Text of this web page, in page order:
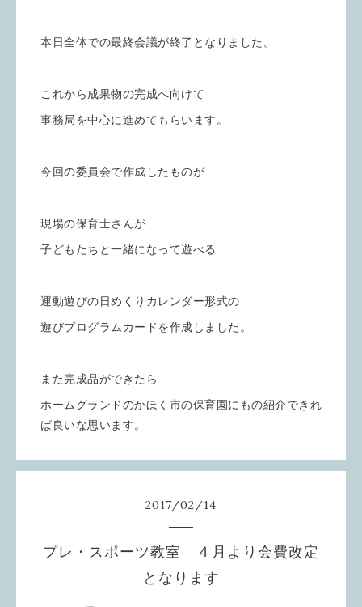
本日全体での最終会議が終了となりました。
これから成果物の完成へ向けて
事務局を中心に進めてもらいます。
今回の委員会で作成したものが
現場の保育士さんが
子どもたちと一緒になって遊べる
運動遊びの日めくりカレンダー形式の
遊びプログラムカードを作成しました。
また完成品ができたら
ホームグランドのかほく市の保育園にもの紹介できれ
ば良いな思います。
2017/02/14
プレ・スポーツ教室 ４月より会費改定
となります